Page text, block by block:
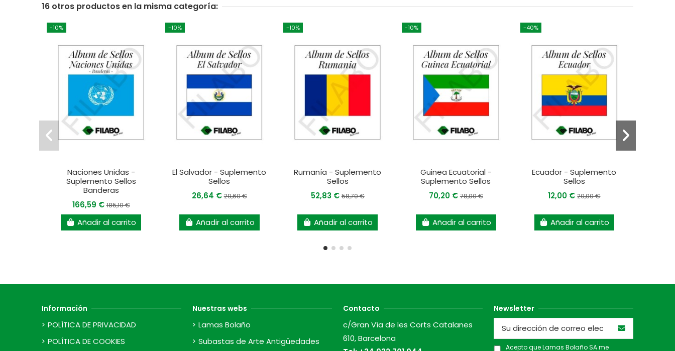
16 otros productos en la misma categoría:
-10%
Naciones Unidas -
Suplemento Sellos
Banderas
166,59 €185,10 €
Añadir al carrito
-10%
El Salvador - Suplemento
Sellos
26,64 €29,60 €
Añadir al carrito
-10%
Rumanía - Suplemento
Sellos
52,83 €58,70 €
Añadir al carrito
-10%
Guinea Ecuatorial -
Suplemento Sellos
70,20 €78,00 €
Añadir al carrito
-40%
Ecuador - Suplemento
Sellos
12,00 €20,00 €
Añadir al carrito
Información
POLÍTICA DE PRIVACIDAD
POLÍTICA DE COOKIES
Nuestras webs
Lamas Bolaño
Subastas de Arte Antigüedades
Contacto
c/Gran Vía de les Corts Catalanes
610, Barcelona
Newsletter
Acepto que Lamas Bolaño SA me